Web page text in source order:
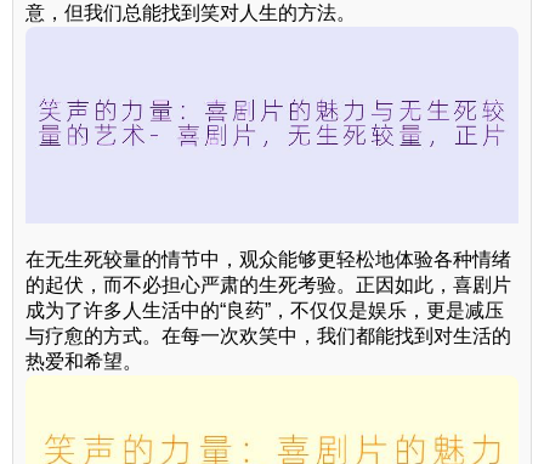
意，但我们总能找到笑对人生的方法。
在无生死较量的情节中，观众能够更轻松地体验各种情绪
的起伏，而不必担心严肃的生死考验。正因如此，喜剧片
成为了许多人生活中的“良药”，不仅仅是娱乐，更是减压
与疗愈的方式。在每一次欢笑中，我们都能找到对生活的
热爱和希望。